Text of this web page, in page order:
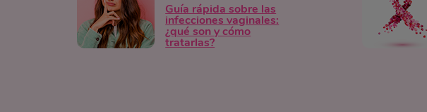
Guía rápida sobre las
infecciones vaginales:
¿qué son y cómo
tratarlas?